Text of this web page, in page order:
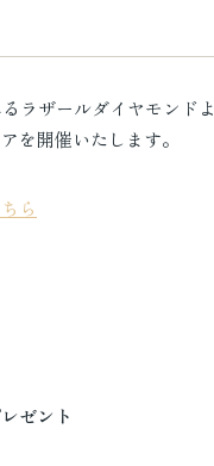
ラザールダイヤモンドよ
を開催いたします。
ら
ゼント